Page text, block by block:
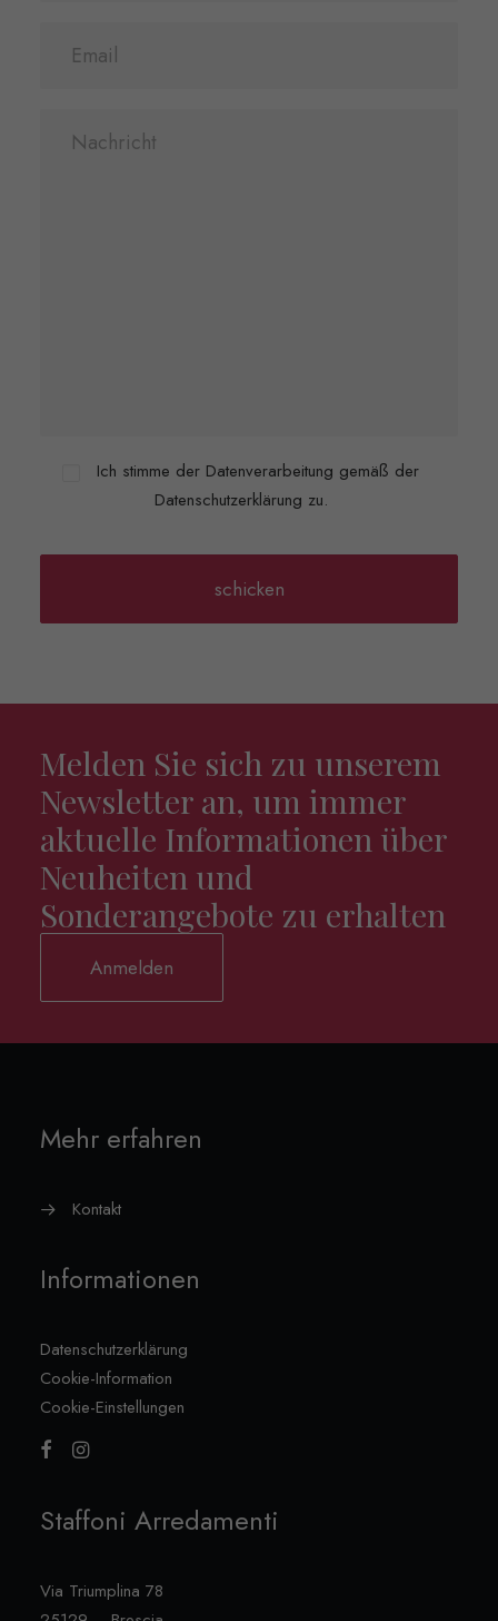
Ich stimme der Datenverarbeitung gemäß der
Datenschutzerklärung zu.
Melden Sie sich zu unserem
Newsletter an, um immer
aktuelle Informationen über
Neuheiten und
Sonderangebote zu erhalten
Anmelden
Mehr erfahren
Kontakt
Informationen
Datenschutzerklärung
Cookie-Information
Cookie-Einstellungen
Staffoni Arredamenti
Via Triumplina 78